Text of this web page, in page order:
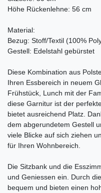
Höhe Rückenlehne: 56 cm
Material:
Bezug: Stoff/Textil (100%
Gestell: Edelstahl gebürstet
Diese Kombination aus
Ihren Essbereich in neuem
Frühstück, Lunch mit der
diese Garnitur ist der
bietet ausreichend Platz.
dem abgerundetem Gestell
viele Blicke auf sich ziehen
für Ihren Wohnbereich.
Die Sitzbank und die
und Geniessen ein. Durch
bequem und bieten einen